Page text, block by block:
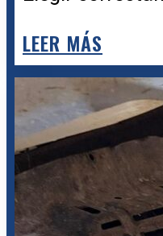
LEER MÁS